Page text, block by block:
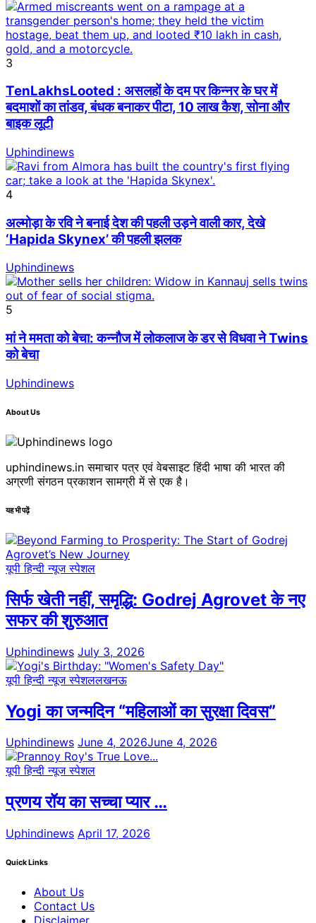
3
TenLakhsLooted : असलहों के दम पर किन्नर के घर में
बदमाशों का तांडव, बंधक बनाकर पीटा, 10 लाख कैश, सोना और
बाइक लूटी
Uphindinews
4
अल्मोड़ा के रवि ने बनाई देश की पहली उड़ने वाली कार, देखे
‘Hapida Skynex’ की पहली झलक
Uphindinews
5
मां ने ममता को बेचा: कन्नौज में लोकलाज के डर से विधवा ने Twins
को बेचा
Uphindinews
About Us
uphindinews.in समाचार पत्र एवं वेबसाइट हिंदी भाषा की भारत की
अग्रणी संगठन प्रकाशन सामग्री में से एक है।
यह भी पढ़ें
यूपी हिन्दी न्यूज स्पेशल
सिर्फ खेती नहीं, समृद्धि: Godrej Agrovet के नए
सफर की शुरुआत
Uphindinews July 3, 2026
यूपी हिन्दी न्यूज स्पेशललखनऊ
Yogi का जन्मदिन “महिलाओं का सुरक्षा दिवस”
Uphindinews June 4, 2026June 4, 2026
यूपी हिन्दी न्यूज स्पेशल
प्रणय रॉय का सच्चा प्यार …
Uphindinews April 17, 2026
Quick Links
About Us
Contact Us